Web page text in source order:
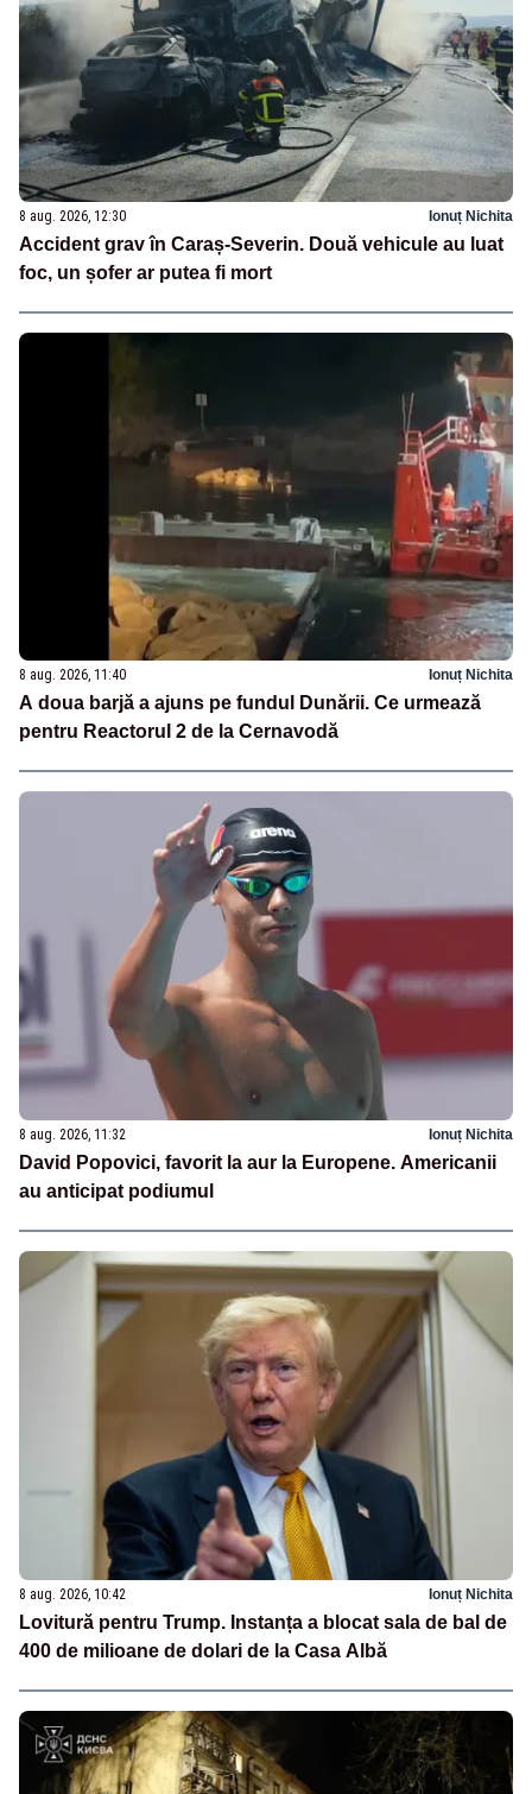
8 aug. 2026, 12:30 Ionuț Nichita
Accident grav în Caraș-Severin. Două vehicule au luat
foc, un șofer ar putea fi mort
8 aug. 2026, 11:40 Ionuț Nichita
A doua barjă a ajuns pe fundul Dunării. Ce urmează
pentru Reactorul 2 de la Cernavodă
8 aug. 2026, 11:32 Ionuț Nichita
David Popovici, favorit la aur la Europene. Americanii
au anticipat podiumul
8 aug. 2026, 10:42 Ionuț Nichita
Lovitură pentru Trump. Instanța a blocat sala de bal de
400 de milioane de dolari de la Casa Albă